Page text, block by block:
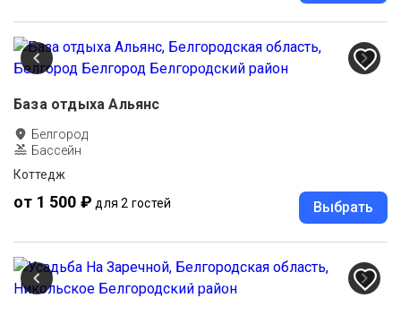
База отдыха Альянс
Белгород
Бассейн
Коттедж
от 1 500 ₽ для 2 гостей Выбрать